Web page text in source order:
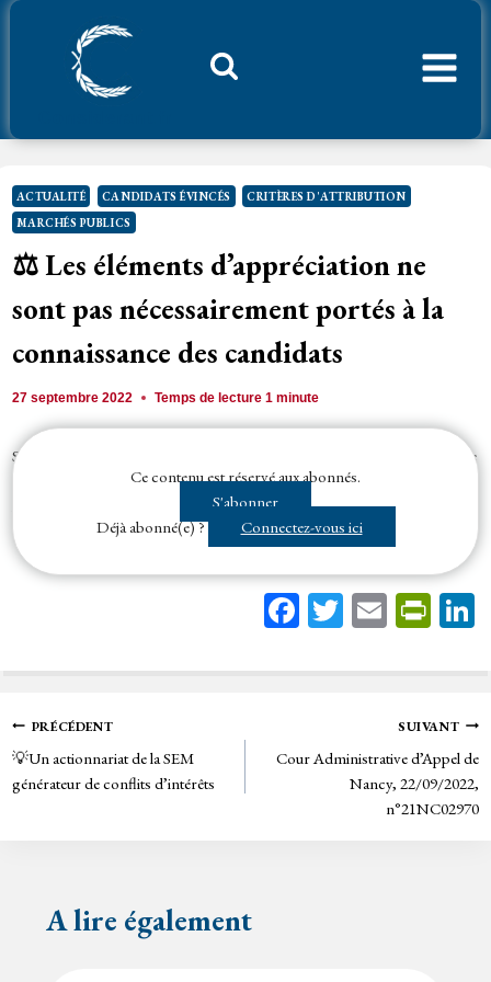
Aller
ACTUALITÉ CANDIDATS ÉVINCÉS
CRITÈRES D'ATTRIBUTION
MARCHÉS PUBLICS
⚖️ Les éléments d’appréciation ne
sont pas nécessairement portés à la
connaissance des candidats
27 septembre 2022 Temps de lecture1 minute
Si aucune disposition du CCTP ou de la documentation technique unifiée
n'impose de s'abstenir de recourir à deux fournisseurs différents lors de
Ce contenu est réservé aux abonnés.
S'abonner
Déjà abonné(e) ?
Connectez-vous ici
Fa
bo
T
tt
E
ail
Pr
tF
rie
n
dl
y
Navigation
de
PRÉCÉDENT
💡Un actionnariat de la SEM
générateur de conflits d’intérêts
SUIVANT
Cour Administrative d’Appel de
Nancy, 22/09/2022,
n°21NC02970
A lire également